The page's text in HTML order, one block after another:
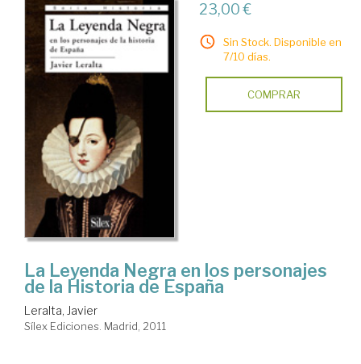
23,00 €
Sin Stock. Disponible en
7/10 días.
COMPRAR
La Leyenda Negra en los personajes
de la Historia de España
Leralta, Javier
Sílex Ediciones. Madrid, 2011